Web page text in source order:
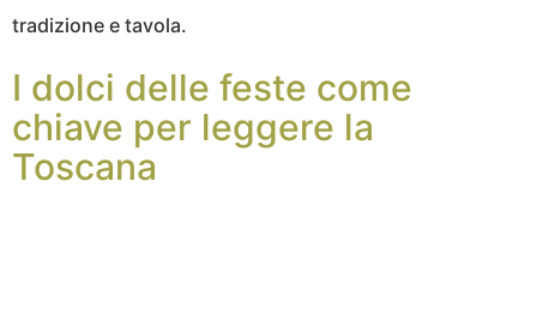
tradizione e tavola.
I dolci delle feste come
chiave per leggere la
Toscana